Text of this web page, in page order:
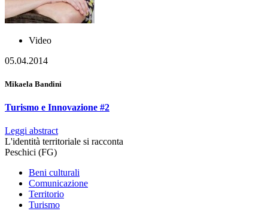
Video
05.04.2014
Mikaela Bandini
Turismo e Innovazione #2
Leggi abstract
L'identità territoriale si racconta
Peschici (FG)
Beni culturali
Comunicazione
Territorio
Turismo